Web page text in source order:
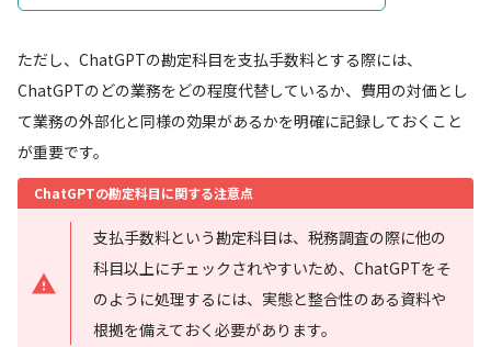
ただし、ChatGPTの勘定科目を支払手数料とする際には、
ChatGPTのどの業務をどの程度代替しているか、費用の対価とし
て業務の外部化と同様の効果があるかを明確に記録しておくこと
が重要です。
ChatGPTの勘定科目に関する注意点
支払手数料という勘定科目は、税務調査の際に他の
科目以上にチェックされやすいため、ChatGPTをそ
のように処理するには、実態と整合性のある資料や
根拠を備えておく必要があります。